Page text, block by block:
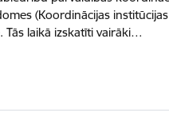
(Koordinācijas institūcijas
Tās laikā izskatīti vairāki…